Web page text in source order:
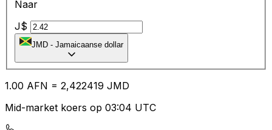
Naar
J$
JMD - Jamaicaanse dollar
1.00 AFN = 2,422419 JMD
Mid-market koers op 03:04 UTC